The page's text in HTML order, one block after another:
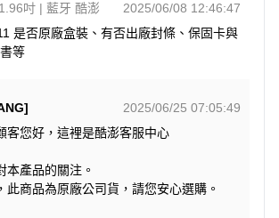
吋 | 藍牙 酷澎
2025/06/08 12:46:47
是否原廠盒裝、有否出廠封條、保固卡與
等
2025/06/25 07:05:49
客您好，這裡是酷澎客服中心
本產品的關注。
此商品為原廠公司貨，請您安心選購。